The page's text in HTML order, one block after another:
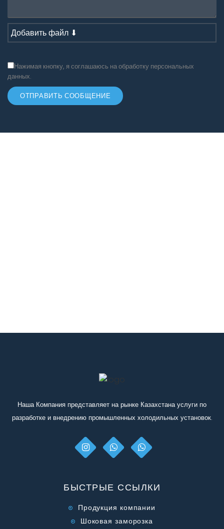
Добавить файл ⬇
Нажимая кнопку, я соглашаюсь на обработку персональных
данных.
ОТПРАВИТЬ СООБЩЕНИЕ
Наша Компания представляет на рынке Казахстана услуги по
разработке и внедрению промышленных холодильных установок.
БЫСТРЫЕ ССЫЛКИ
Продукция компании
Шоковая заморозка